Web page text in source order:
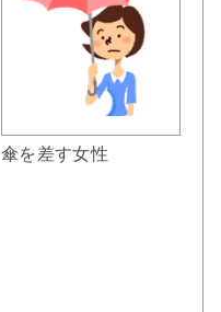
傘を差す女性